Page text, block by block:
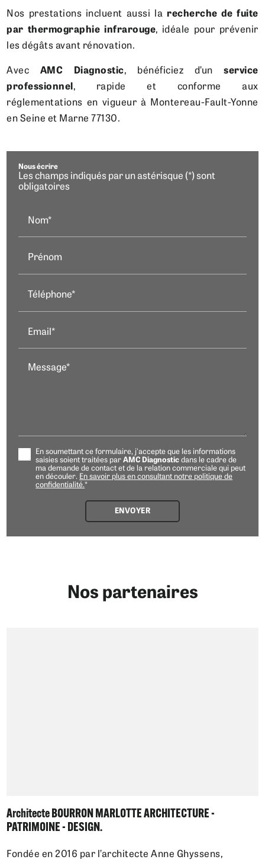
Nos prestations incluent aussi larecherche de fuite
par thermographie infrarouge, idéale pour prévenir
les dégâts avant rénovation.
Avec AMC Diagnostic, bénéficiez d’unservice
professionnel, rapide et conforme aux
réglementations en vigueur à Montereau-Fault-Yonne
en Seine et Marne 77130.
Nous écrire
Les champs indiqués par un astérisque (*) sont
obligatoires
Nom*
Prénom
Téléphone*
Email*
Message*
En soumettant ce formulaire, j'accepte que les informations
saisies soient traitées parAMC Diagnostic dans le cadre de
ma demande de contact et de la relation commerciale qui peut
en découler. En savoir plus en consultant notre politique de
confidentialité.*
Nos partenaires
Architecte BOURRON MARLOTTE ARCHITECTURE -
PATRIMOINE - DESIGN.
Fondée en 2016 par l’architecte Anne Ghyssens,